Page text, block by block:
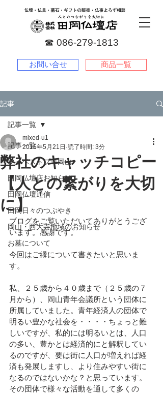
☎︎ 086-279-1813
お問い合せ 商品一覧
記事
記事一覧
マイベストプロ岡山
田岡仏壇店お知らせ
田岡仏壇通信
田岡日々のつぶやき
岡山・西大寺地域のお知らせ
お墓について
記事一覧
弊社のキャッチコピー
【人との繋がりを大切
に】
mixed-u1
2015年5月21日 読了時間: 3分
ブログをご覧いただいてありがとうござ
います。感謝です。
今回はご縁について書きたいと思いま
す。
私、２５歳から４０歳まで（２５歳の７
月から）、岡山青年会議所という団体に
所属していました。青年経済人の団体で
明るい豊かな社会を・・・・ちょっと難
しいですが、私的には明るいとは、人口
の多い、豊かとは経済的にと解釈してい
るのですが、要は街に人口が増えれば経
済も発展しますし、より住みやすい街に
なるのではないかな？と思っています。
その団体で様々な活動を通して多くの